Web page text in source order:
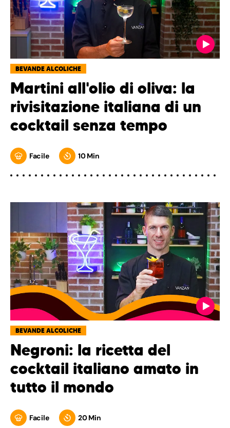
BEVANDE ALCOLICHE
Martini all'olio di oliva: la
rivisitazione italiana di un
cocktail senza tempo
Facile 10 Min
BEVANDE ALCOLICHE
Negroni: la ricetta del
cocktail italiano amato in
tutto il mondo
Facile 20 Min